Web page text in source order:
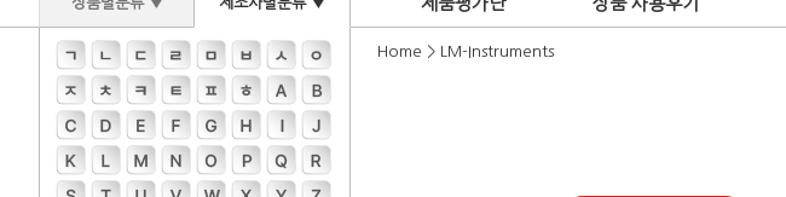
Home > LM-Instruments